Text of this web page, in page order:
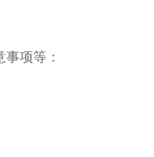
项等：